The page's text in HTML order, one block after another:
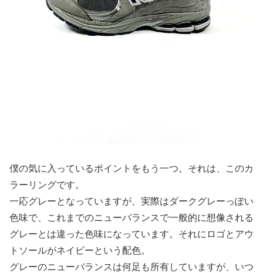
僕の気に入っているポイントをもう一つ。それは、このカ
ラーリングです。
一応グレーとなっていますが、実際はダークグレーっぽい
色味で、これまでのニューバランスで一般的に想像される
グレーとは違った色味になっています。それにロゴとアウ
トソールがネイビーという配色。
グレーのニューバランスは何足も所有していますが、いつ